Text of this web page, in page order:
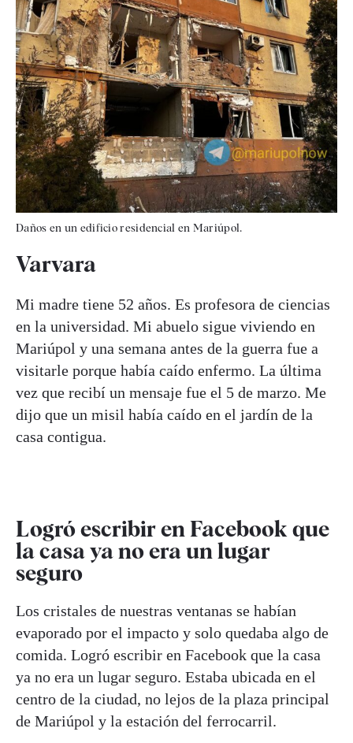
Daños en un edificio residencial en Mariúpol.
Varvara
Mi madre tiene 52 años. Es profesora de ciencias
en la universidad. Mi abuelo sigue viviendo en
Mariúpol y una semana antes de la guerra fue a
visitarle porque había caído enfermo. La última
vez que recibí un mensaje fue el 5 de marzo. Me
dijo que un misil había caído en el jardín de la
casa contigua.
Logró escribir en Facebook que
la casa ya no era un lugar
seguro
Los cristales de nuestras ventanas se habían
evaporado por el impacto y solo quedaba algo de
comida. Logró escribir en Facebook que la casa
ya no era un lugar seguro. Estaba ubicada en el
centro de la ciudad, no lejos de la plaza principal
de Mariúpol y la estación del ferrocarril.